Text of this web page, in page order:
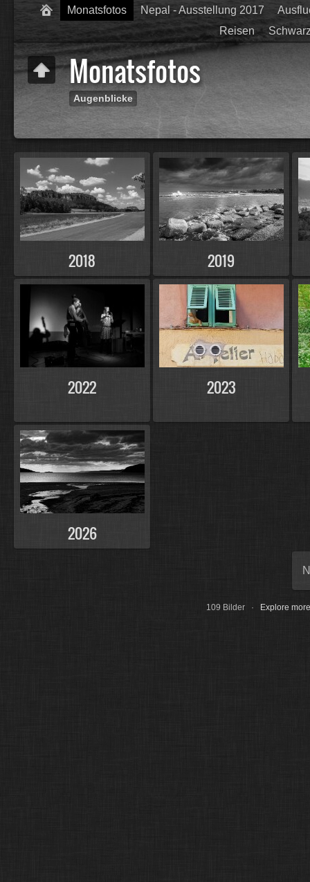
Monatsfotos Nepal - Ausstellung 2017
Reisen
Monatsfotos
Augenblicke
2018 2019
2022 2023
2026
109 Bilder · Explore